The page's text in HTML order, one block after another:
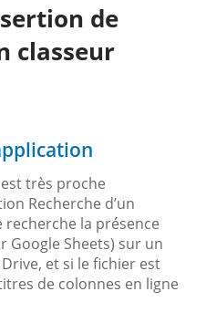
de
classeur
très proche
Recherche d’un
recherche la présence
Google Sheets) sur un
et si le fichier est
de colonnes en ligne